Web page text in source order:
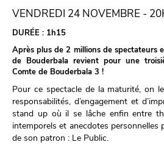
VENDREDI 24 NOVEMBRE -
DURÉE : 1h15
Après plus de 2 millions de spectateurs
de Bouderbala revient pour une
Comte de Bouderbala 3 !
Pour ce spectacle de la maturité, on
responsabilités, d’engagement et
stand up où il se lâche enfin entre
intemporels et anecdotes personnelles
de son patron : Le Public.